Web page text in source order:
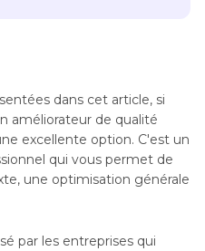
dans cet article, si
améliorateur de qualité
excellente option. C'est un
qui vous permet de
une optimisation générale
par les entreprises qui